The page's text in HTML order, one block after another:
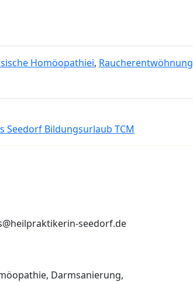
Homöopathiei, Raucherentwöhnung
Seedorf Bildungsurlaub TCM
seedorf.de
Darmsanierung,